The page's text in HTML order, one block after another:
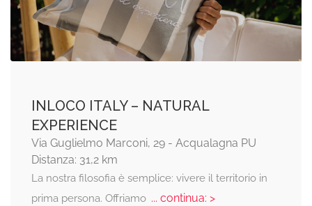
INLOCO ITALY – NATURAL
EXPERIENCE
Via Guglielmo Marconi, 29 - Acqualagna PU
Distanza: 31,2 km
La nostra filosofia è semplice: vivere il territorio in
prima persona. Offriamo... continua: >